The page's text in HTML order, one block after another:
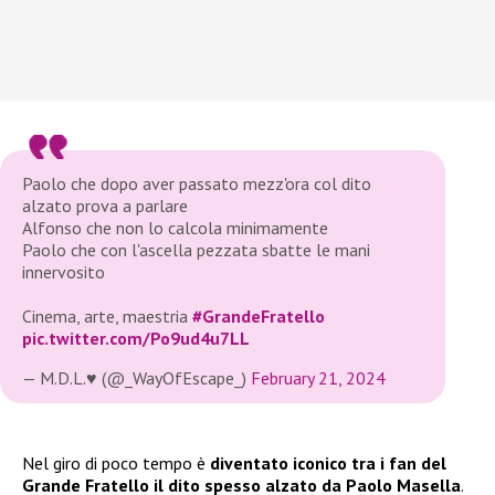
Paolo che dopo aver passato mezz'ora col dito
alzato prova a parlare
Alfonso che non lo calcola minimamente
Paolo che con l'ascella pezzata sbatte le mani
innervosito
Cinema, arte, maestria #GrandeFratello
pic.twitter.com/Po9ud4u7LL
— M.D.L.♥ (@_WayOfEscape_) February 21, 2024
Nel giro di poco tempo è diventato iconico tra i fan del
Grande Fratello il dito spesso alzato da Paolo Masella.